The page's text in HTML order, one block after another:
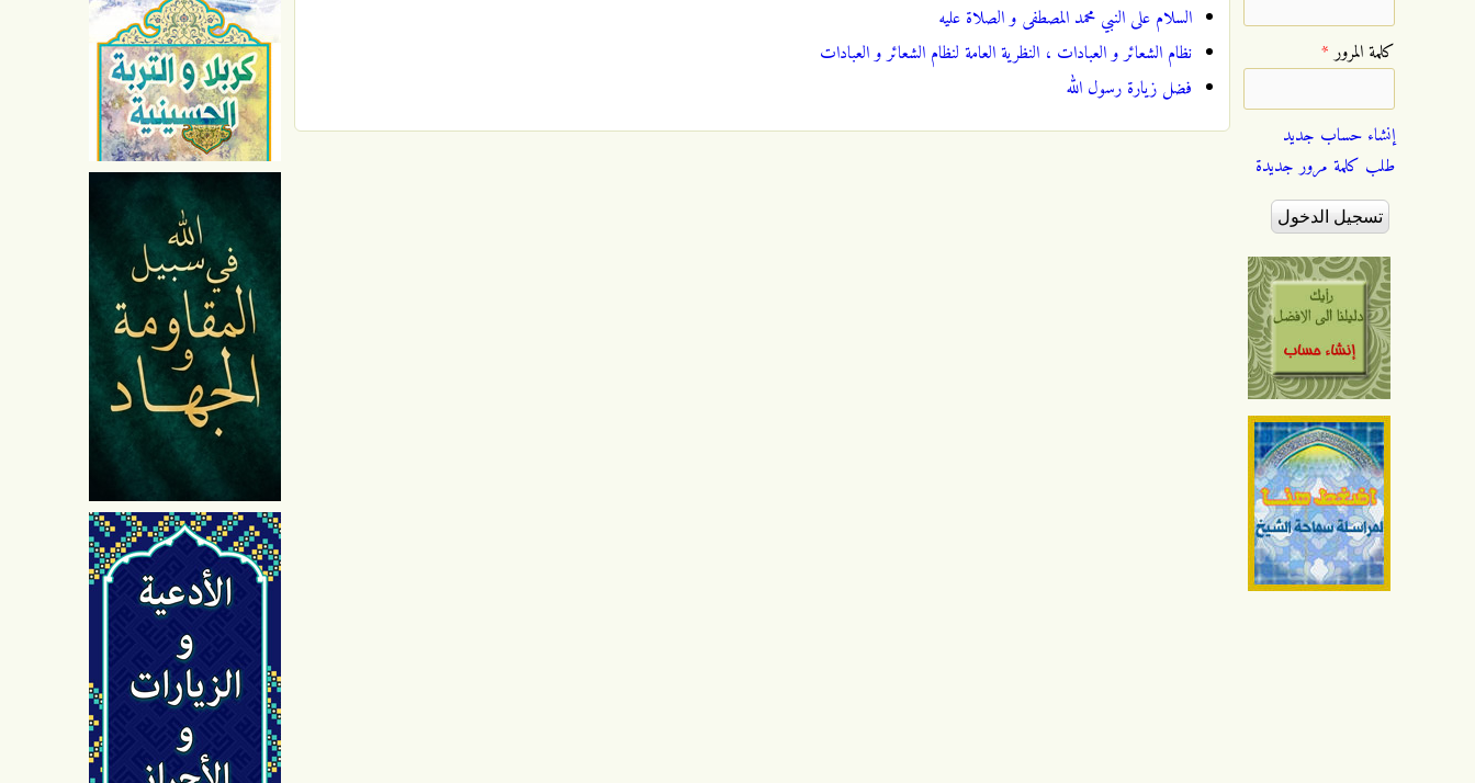
السلام على النبي محمد المصطفى و الصلاة عليه
نظام الشعائر و العبادات ، النظرية العامة لنظام الشعائر و العبادات
فضل زيارة رسول الله
‏كلمة المرور ‏*
إنشاء حساب جديد
طلب كلمة مرور جديدة